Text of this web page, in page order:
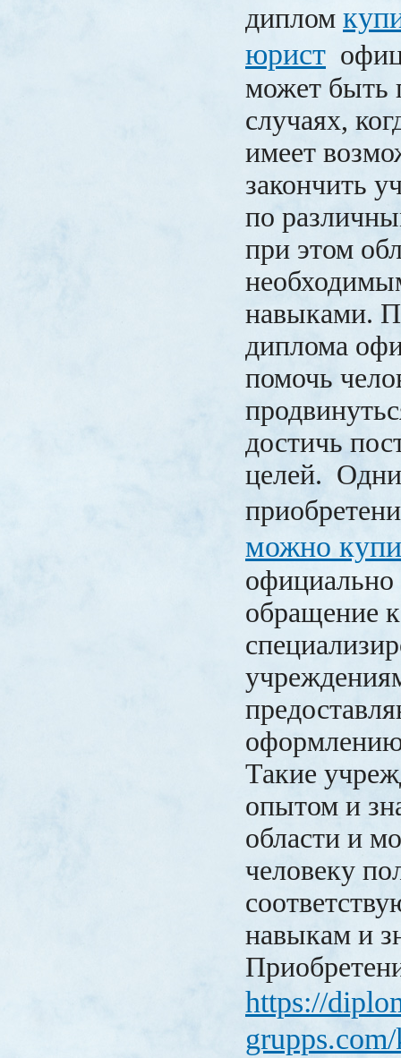
диплом
юрист
может быть
случаях,
имеет
закончить
по
при этом
навыками.
диплома
помочь
достичь
целей.
можно
официально
обращение к
Такие
опытом и
области и
человеку
навыкам и
https://